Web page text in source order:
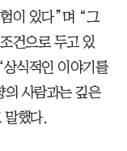
이 있다”며 “그
건으로 두고 있
식적인 이야기를
의 사람과는 깊은
말했다.